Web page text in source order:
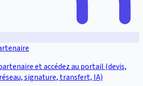
et accédez au portail (devis,
signature, transfert, IA)